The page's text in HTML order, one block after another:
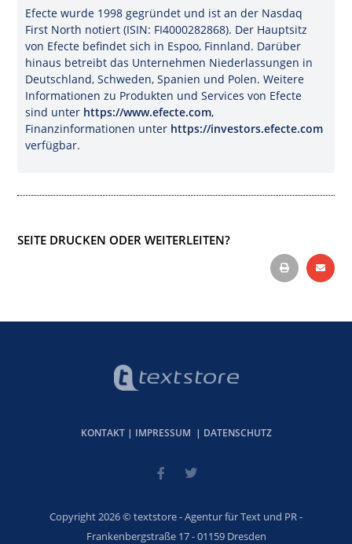
Efecte wurde 1998 gegründet und ist an der Nasdaq
First North notiert (ISIN: FI4000282868). Der Hauptsitz
von Efecte befindet sich in Espoo, Finnland. Darüber
hinaus betreibt das Unternehmen Niederlassungen in
Deutschland, Schweden, Spanien und Polen. Weitere
Informationen zu Produkten und Services von Efecte
sind unter https://www.efecte.com,
Finanzinformationen unter https://investors.efecte.com
verfügbar.
SEITE DRUCKEN ODER WEITERLEITEN?
KONTAKT| IMPRESSUM | DATENSCHUTZ
Copyright 2026 © textstore - Agentur für Text und PR -
Frankenbergstraße 17 - 01159 Dresden